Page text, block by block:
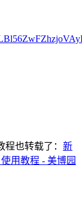
也转载了： 新
用教程 - 美博园